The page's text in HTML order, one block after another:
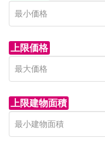
上限価格
上限建物面積